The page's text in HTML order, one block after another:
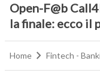
Open-F@b
la finale: ecco il
Home Fintech -